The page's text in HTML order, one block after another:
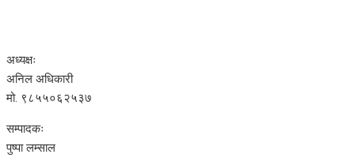
अध्यक्षः
अनिल अधिकारी
मो. ९८५५०६२५३७
सम्पादकः
पुष्पा लम्साल